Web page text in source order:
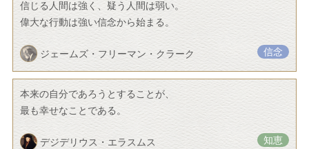
信じる人間は強く、疑う人間は弱い。
偉大な行動は強い信念から始まる。
ジェームズ・フリーマン・クラーク 信念
本来の自分であろうとすることが、
最も幸せなことである。
デジデリウス・エラスムス 知恵